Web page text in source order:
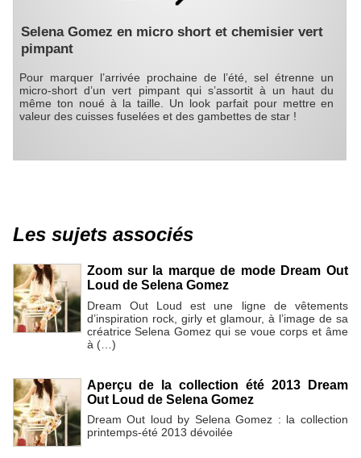
Selena Gomez en micro short et chemisier vert
pimpant
Pour marquer l’arrivée prochaine de l’été, sel étrenne un
micro-short d’un vert pimpant qui s’assortit à un haut du
même ton noué à la taille. Un look parfait pour mettre en
valeur des cuisses fuselées et des gambettes de star !
Les sujets associés
Zoom sur la marque de mode Dream Out
Loud de Selena Gomez
Dream Out Loud est une ligne de vêtements
d’inspiration rock, girly et glamour, à l’image de sa
créatrice Selena Gomez qui se voue corps et âme
à (…)
Aperçu de la collection été 2013 Dream
Out Loud de Selena Gomez
Dream Out loud by Selena Gomez : la collection
printemps-été 2013 dévoilée